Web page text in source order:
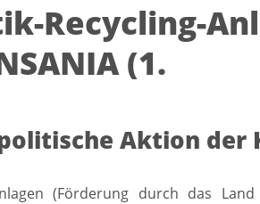
Recycling-
(1.
Aktion der
(Förderung durch das